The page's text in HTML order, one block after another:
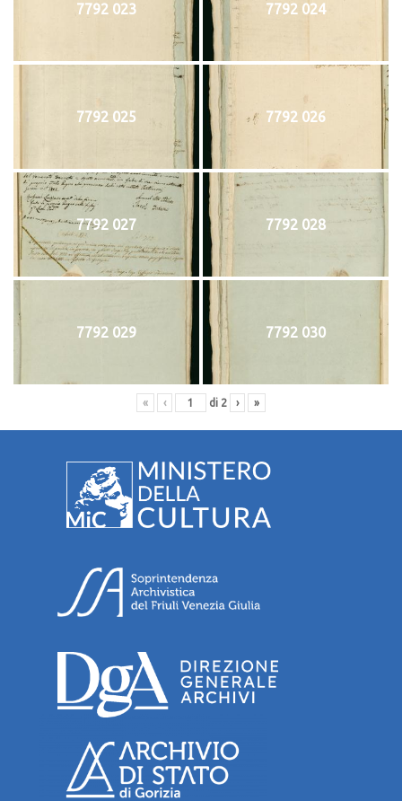
7792 023 7792 024
7792 025 7792 026
7792 027 7792 028
7792 029 7792 030
« ‹ di 2 › »